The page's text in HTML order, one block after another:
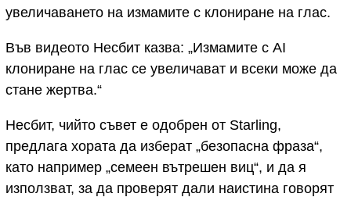
увеличаването на измамите с клониране на глас.
Във видеото Несбит казва: „Измамите с AI
клониране на глас се увеличават и всеки може да
стане жертва.“
Несбит, чийто съвет е одобрен от Starling,
предлага хората да изберат „безопасна фраза“,
като например „семеен вътрешен виц“, и да я
използват, за да проверят дали наистина говорят